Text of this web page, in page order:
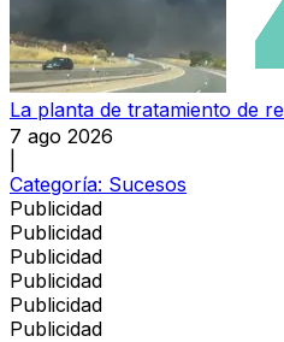
La planta de tratamiento de
7 ago 2026
Categoría: Sucesos
Publicidad
Publicidad
Publicidad
Publicidad
Publicidad
Publicidad